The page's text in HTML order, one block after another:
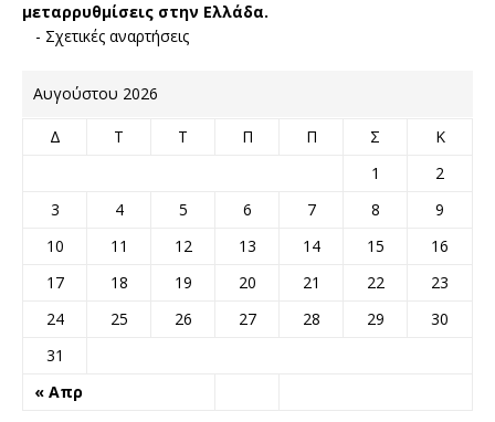
μεταρρυθμίσεις στην Ελλάδα.
- Σχετικές αναρτήσεις
Αυγούστου 2026
Δ Τ Τ Π Π Σ Κ
« Απρ
1
2
3
4 5 6 7 8
9
10
11 12 13 14 15
16
17
18 19 20 21 22
23
24
25 26 27 28 29
30
31